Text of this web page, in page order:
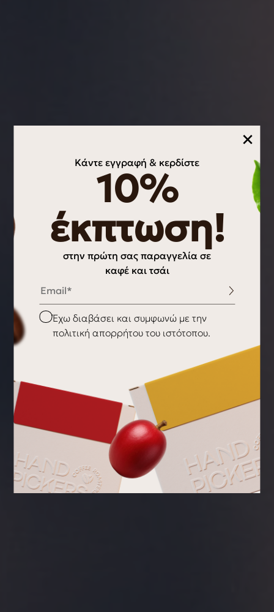
×
Κάντε εγγραφή & κερδίστε
10%
έκπτωση!
στην πρώτη σας παραγγελία σε
καφέ και τσάι
Email
Checkbox
Έχω διαβάσει και συμφωνώ με την
πολιτική απορρήτου του ιστότοπου.